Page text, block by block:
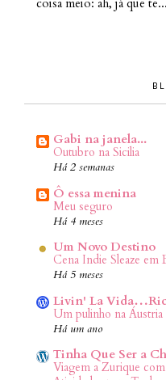
coisa meio: ah, já que te...
Gabi na janela...
Outubro na Sicilia
Há 2 semanas
Ô essa menina
Meu seguro
Há 4 meses
Um Novo Destino
Cena Indie Sleaze em
Há 5 meses
Livin' La
Um pulinho na Áustria
Há um ano
Tinha Que Ser a
Viagem a Zurique